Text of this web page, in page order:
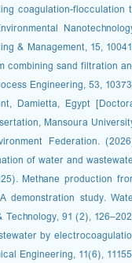
coagulation-flocculation
& Management, 15,
combining sand filtration
Engineering, 53,
Damietta, Egypt
Mansoura
Federation.
of water and
Methane production
demonstration study.
91 (2),
by
Engineering, 11(6),